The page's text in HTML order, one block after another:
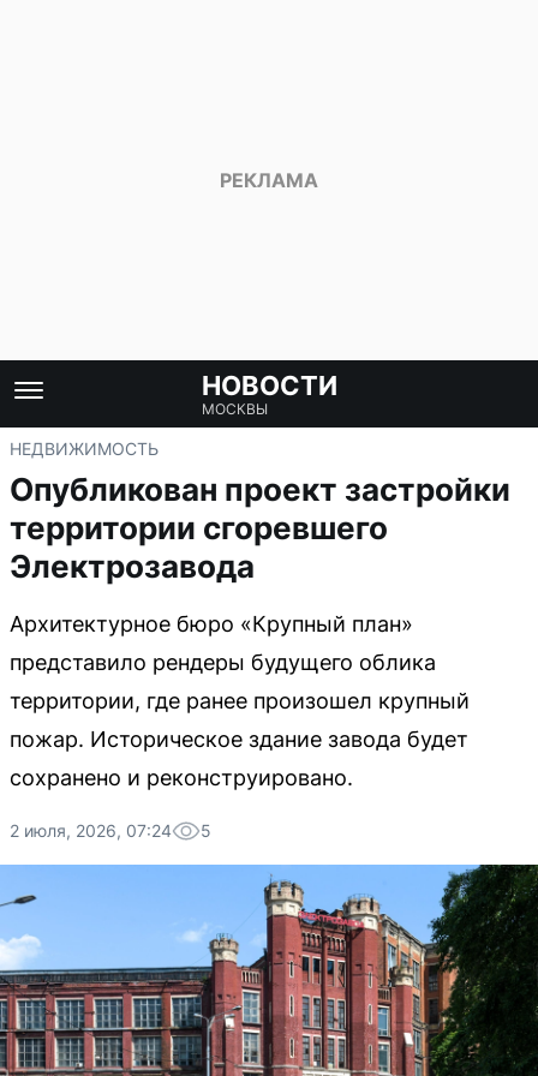
НОВОСТИ
МОСКВЫ
НЕДВИЖИМОСТЬ
Опубликован проект застройки
территории сгоревшего
Электрозавода
Архитектурное бюро «Крупный план»
представило рендеры будущего облика
территории, где ранее произошел крупный
пожар. Историческое здание завода будет
сохранено и реконструировано.
2 июля, 2026, 07:24 5